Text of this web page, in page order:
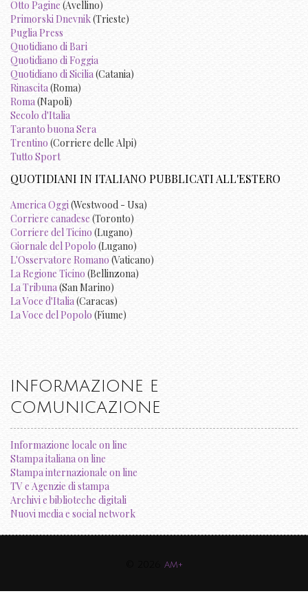
Otto Pagine (Avellino)
Primorski Dnevnik(Trieste)
Puglia Press
Quotidiano di Bari
Quotidiano di Foggia
Quotidiano di Sicilia(Catania)
Rinascita(Roma)
Roma(Napoli)
Secolo d'Italia
Taranto buona Sera
Trentino (Corriere delle Alpi)
Tutto Sport
QUOTIDIANI IN ITALIANO PUBBLICATI ALL'ESTERO
America Oggi(Westwood - Usa)
Corriere canadese (Toronto)
Corriere del Ticino (Lugano)
Giornale del Popolo (Lugano)
L'Osservatore Romano (Vaticano)
La Regione Ticino (Bellinzona)
La Tribuna(San Marino)
La Voce d'Italia(Caracas)
La Voce del Popolo (Fiume)
INFORMAZIONE E
COMUNICAZIONE
Informazione locale on line
Stampa italiana on line
Stampa internazionale on line
TV e Agenzie di stampa
Archivi e biblioteche digitali
Nuovi media e social network
am+